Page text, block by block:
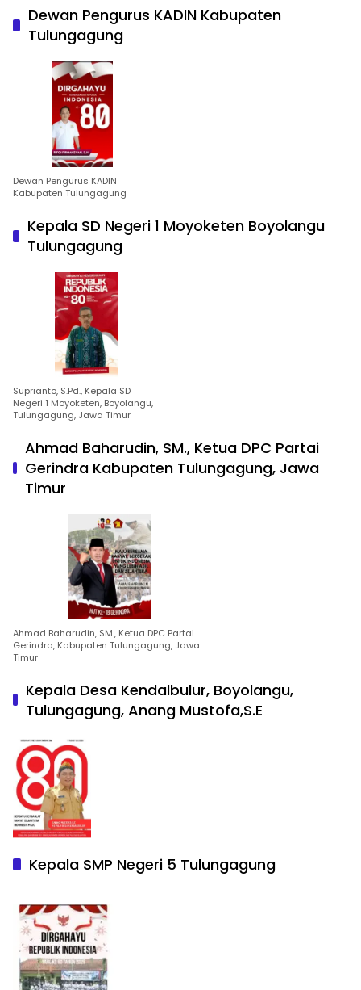
Dewan Pengurus KADIN Kabupaten
Tulungagung
Dewan Pengurus KADIN
Kabupaten Tulungagung
Kepala SD Negeri 1 Moyoketen Boyolangu
Tulungagung
Suprianto, S.Pd., Kepala SD
Negeri 1 Moyoketen, Boyolangu,
Tulungagung, Jawa Timur
Ahmad Baharudin, SM., Ketua DPC Partai
Gerindra Kabupaten Tulungagung, Jawa
Timur
Ahmad Baharudin, SM., Ketua DPC Partai
Gerindra, Kabupaten Tulungagung, Jawa
Timur
Kepala Desa Kendalbulur, Boyolangu,
Tulungagung, Anang Mustofa,S.E
Kepala SMP Negeri 5 Tulungagung